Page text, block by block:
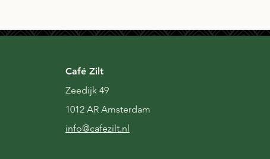
Café Zilt
Zeedijk 49
1012 AR Amsterdam
info@cafezilt.nl